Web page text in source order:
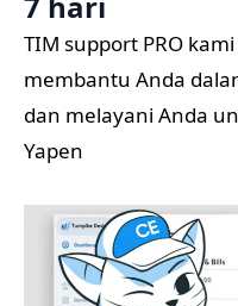
TIM support PRO
membantu Anda
dan melayani Anda
Yapen